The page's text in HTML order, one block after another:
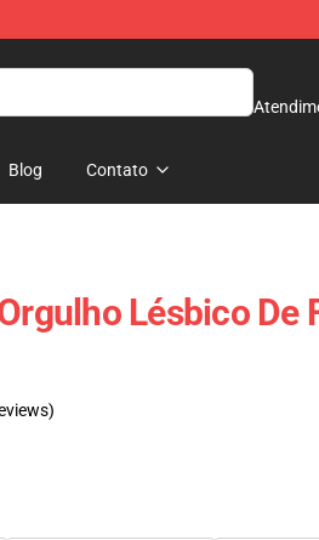
Blog Contato
Lésbico De